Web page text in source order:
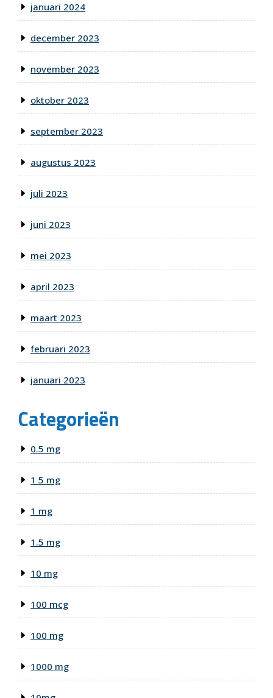
januari 2024
december 2023
november 2023
oktober 2023
september 2023
augustus 2023
juli 2023
juni 2023
mei 2023
april 2023
maart 2023
februari 2023
januari 2023
Categorieën
0.5 mg
1 5 mg
1 mg
1.5 mg
10 mg
100 mcg
100 mg
1000 mg